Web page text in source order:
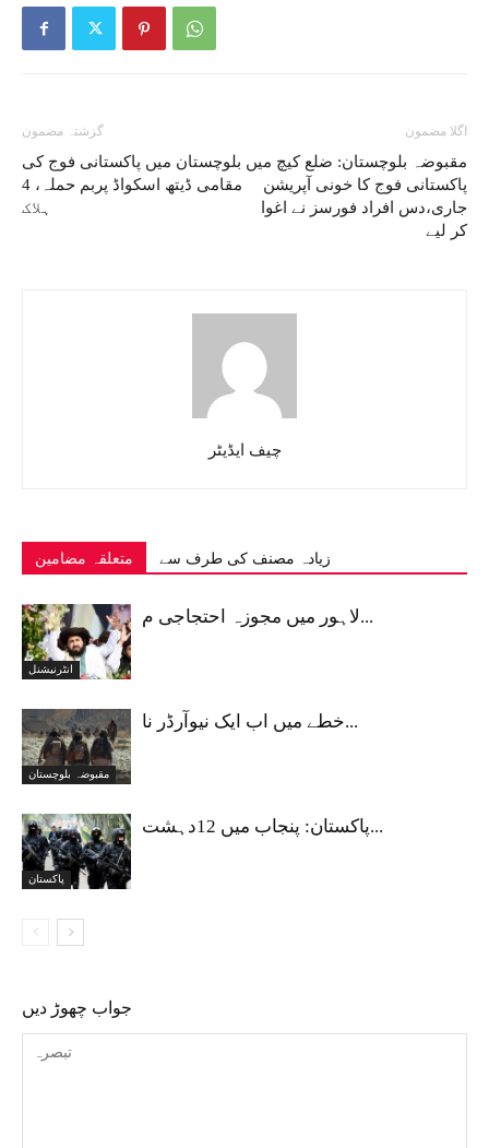
گزشتہ مضمون
بلوچستان میں پاکستانی فوج کی
مقامی ڈیتھ اسکواڈ پربم حملہ، 4
ہلاک
اگلا مضمون
مقبوضہ بلوچستان: ضلع کیچ میں
پاکستانی فوج کا خونی آپریشن
جاری،دس افراد فورسز نے اغوا
کر لیے
چیف ایڈیٹر
متعلقہ مضامین زیادہ مصنف کی طرف سے
انٹرنیشنل
لاہور میں مجوزہ احتجاجی م...
مقبوضہ بلوچستان
خطے میں اب ایک نیوآرڈر نا...
پاکستان
پاکستان: پنجاب میں 12دہشت...
جواب چھوڑ دیں